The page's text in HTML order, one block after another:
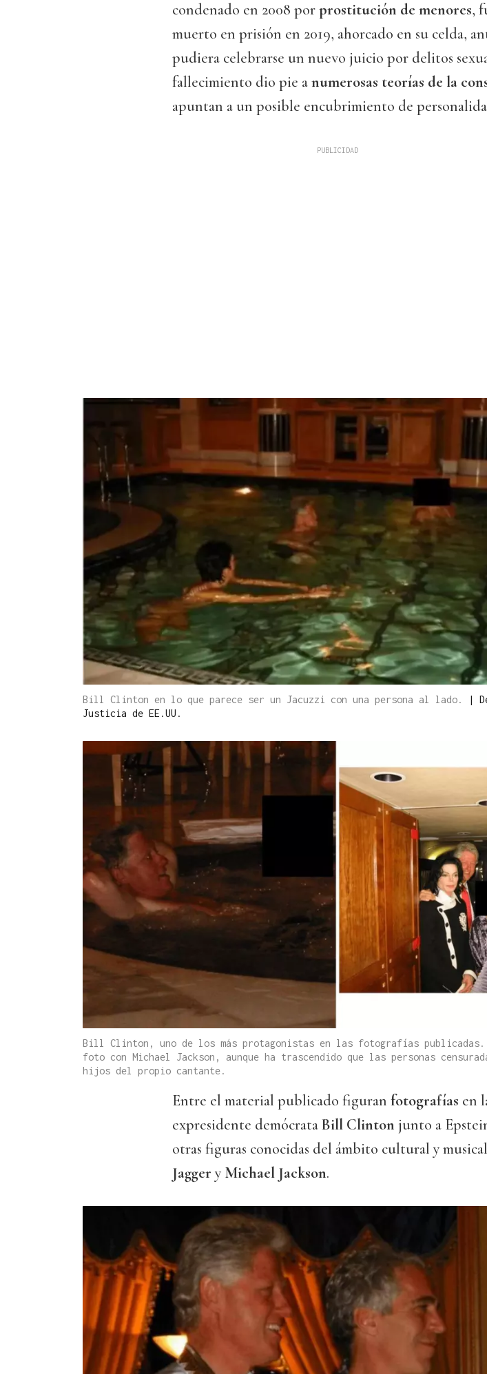
condenado en 2008 porprostitución de menores,
muerto en prisión en 2019, ahorcado en su celda,
pudiera celebrarse un nuevo juicio por delitos
fallecimiento dio pie anumerosas teorías de la
apuntan a un posible encubrimiento de
Bill Clinton en lo que parece ser un Jacuzzi con una persona al lado. |
Justicia de EE.UU.
Bill Clinton, uno de los más protagonistas en las fotografías publicadas.
foto con Michael Jackson, aunque ha trascendido que las personas
hijos del propio cantante.
Entre el material publicado figuran fotografías en
expresidente demócrataBill Clinton junto a
otras figuras conocidas del ámbito cultural y
Jagger y Michael Jackson.